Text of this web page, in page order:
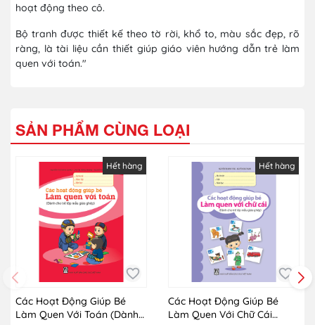
hoạt động theo cô.
Bộ tranh được thiết kế theo tờ rời, khổ to, màu sắc đẹp, rõ
ràng, là tài liệu cần thiết giúp giáo viên hướng dẫn trẻ làm
quen với toán."
SẢN PHẨM CÙNG LOẠI
Hết hàng
Các Hoạt Động Giúp Bé
Làm Quen Với Toán (Dành
Hết hàng
Các Hoạt Động Giúp Bé
Làm Quen Với Chữ Cái